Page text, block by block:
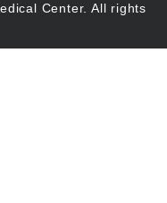
Center. All rights